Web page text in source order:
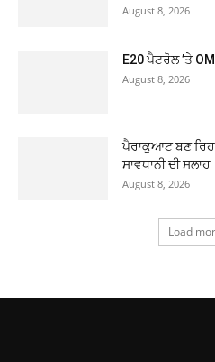
August 8, 2026
E20 ਪੈਟਰੋਲ ’ਤੇ
August 8, 2026
ਪੈਰਾਕੁਆਟ ਬਣ ਰਿਹਾ
ਸਾਵਧਾਨੀ ਦੀ ਸਲਾਹ
August 8, 2026
Load